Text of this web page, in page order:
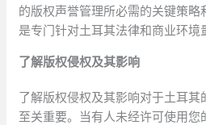
的版权声誉管理所必需的关键策略
是专门针对土耳其法律和商业环境
了解版权侵权及其影响
了解版权侵权及其影响对于土耳其
至关重要。当有人未​​经许可使用您